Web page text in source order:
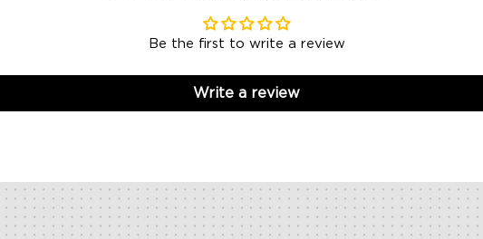
Be the first to write a review
Write a review